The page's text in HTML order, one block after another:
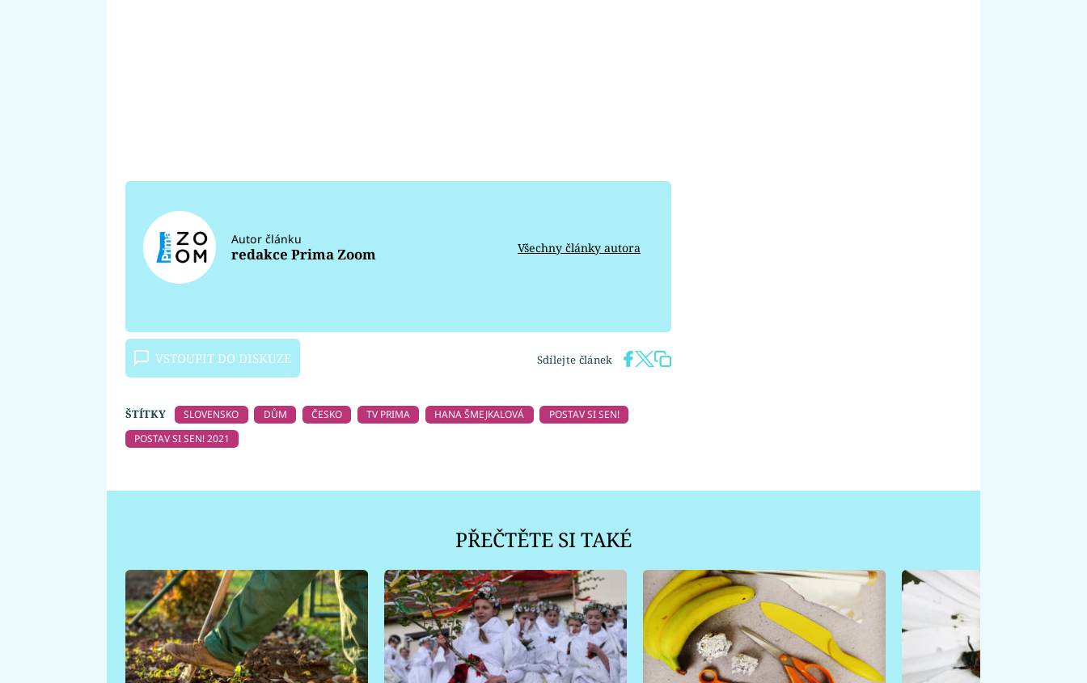
Autor článku
redakce Prima Zoom Všechny články autora
VSTOUPIT DO DISKUZE Sdílejte článek
ŠTÍTKY SLOVENSKO DŮM ČESKO TV PRIMA HANA ŠMEJKALOVÁ
POSTAV SI SEN!
POSTAV SI SEN! 2021
PŘEČTĚTE SI TAKÉ